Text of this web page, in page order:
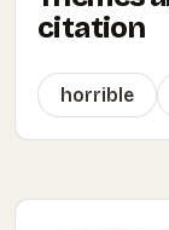
citation
horrible